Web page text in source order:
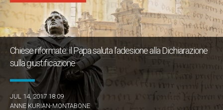
Chiese riformate: il Papa saluta l’adesione alla Dichiarazione
sulla giustificazione
JUL 14, 2017 18:09
ANNE KURIAN-MONTABONE